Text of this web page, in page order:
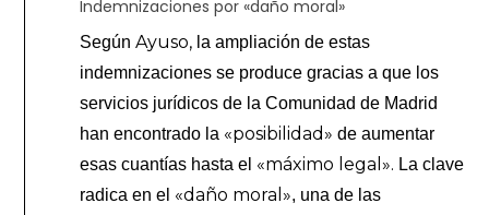
Indemnizaciones por «daño moral»
SegúnAyuso, la ampliación de estas
indemnizaciones se produce gracias a que los
servicios jurídicos de la Comunidad de Madrid
han encontrado la «posibilidad» de aumentar
esas cuantías hasta el «máximo legal». La clave
radica en el «daño moral», una de las